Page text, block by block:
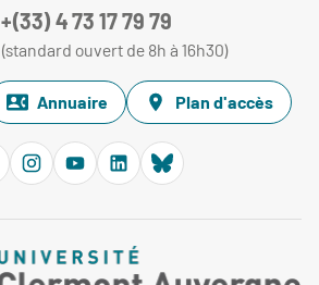
+(33) 4 73 17 79 79
(standard ouvert de 8h à 16h30)
Annuaire Plan d'accès